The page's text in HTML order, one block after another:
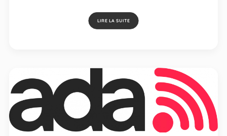
LIRE LA SUITE